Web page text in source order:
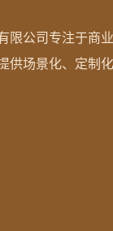
限公司专注于商
供场景化、定制